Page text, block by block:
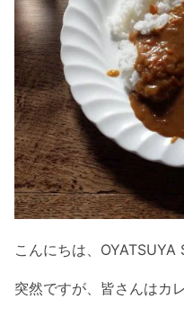
こんにちは、OYATSUYA
突然ですが、皆さんはカ